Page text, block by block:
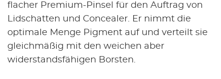
flacher Premium-Pinsel für den Auftrag von
Lidschatten und Concealer. Er nimmt die
optimale Menge Pigment auf und verteilt sie
gleichmäßig mit den weichen aber
widerstandsfähigen Borsten.